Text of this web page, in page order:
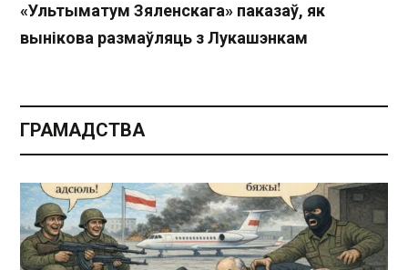
«Ультыматум Зяленскага» паказаў, як
вынікова размаўляць з Лукашэнкам
ГРАМАДСТВА